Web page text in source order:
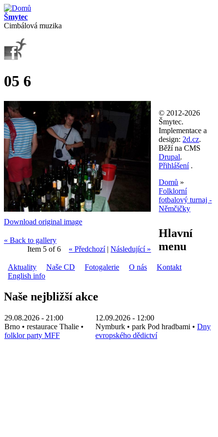
Přejít k hlavnímu obsahu
Šmytec
Cimbálová muzika
05 6
Download original image
« Back to gallery
Item 5 of 6
« Předchozí|Následující »
© 2012-2026
Šmytec.
Implementace a
design: 2d.cz.
Běží na CMS
Drupal.
Přihlášení.
Jste zde
Domů »
Folklorní
fotbalový turnaj -
Němčičky
Hlavní
menu
Aktuality Naše CD Fotogalerie O nás
Kontakt
English info
Naše nejbližší akce
29.08.2026 - 21:00
Brno • restaurace Thalie •
folklor party MFF
12.09.2026 - 12:00
Nymburk • park Pod hradbami • Dny
evropského dědictví